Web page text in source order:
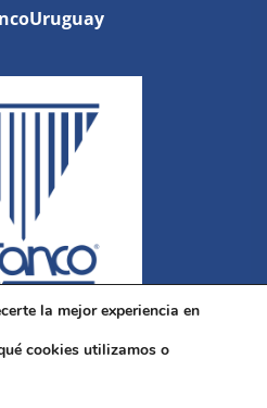
la mejor experiencia en
cookies utilizamos o